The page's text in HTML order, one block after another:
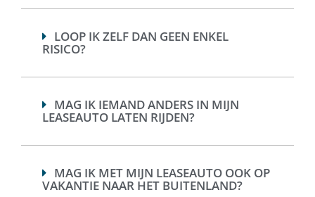
LOOP IK ZELF DAN GEEN ENKEL
RISICO?
MAG IK IEMAND ANDERS IN MIJN
LEASEAUTO LATEN RIJDEN?
MAG IK MET MIJN LEASEAUTO OOK OP
VAKANTIE NAAR HET BUITENLAND?